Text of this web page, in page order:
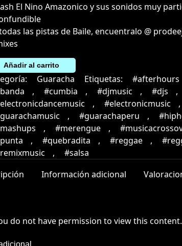
El Nino Amazonico y sus sonidos muy
las pistas de Baile, encuentralo @
Añadir al carrito
Guaracha Etiquetas: #afterhours
, #cumbia , #djmusic , #djs ,
, #electronicmusic ,
, #guarachaperu ,
, #merengue ,
, #quebradita , #reggae ,
,
#salsa
Información adicional
do not have permission to view this content.